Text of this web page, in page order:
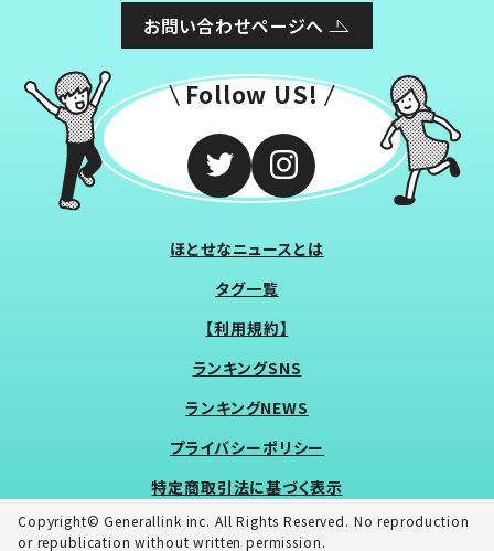
お問い合わせページへ
Follow US!
ほとせなニュースとは
タグ一覧
【利用規約】
ランキングSNS
ランキングNEWS
プライバシーポリシー
特定商取引法に基づく表示
Copyright© Generallink inc. All Rights Reserved. No reproduction
or republication without written permission.